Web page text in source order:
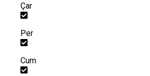
Çar
Per
Cum